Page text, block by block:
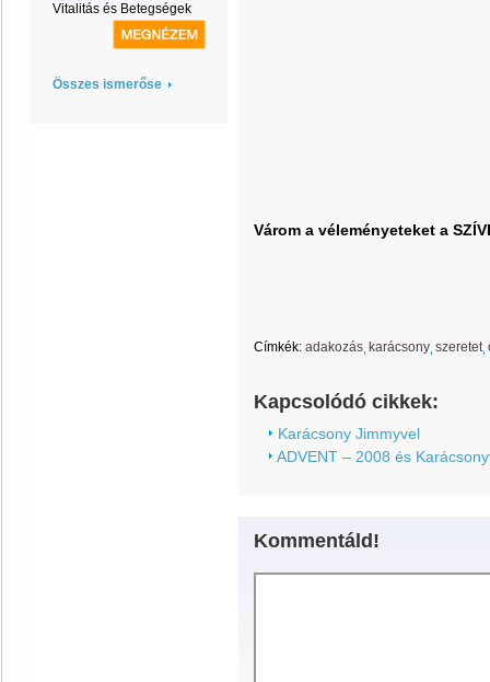
Vitalitás és Betegségek
Összes ismerőse
Várom a véleményeteket a
Címkék: adakozás karácsony szeretet
Kapcsolódó cikkek:
Karácsony Jimmyvel
ADVENT – 2008 és
Kommentáld!